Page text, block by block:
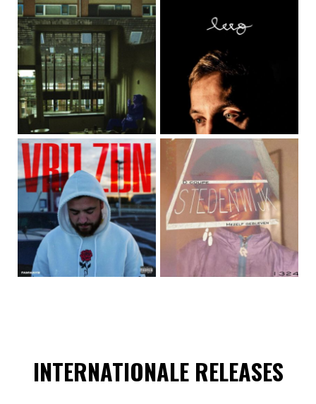
INTERNATIONALE RELEASES